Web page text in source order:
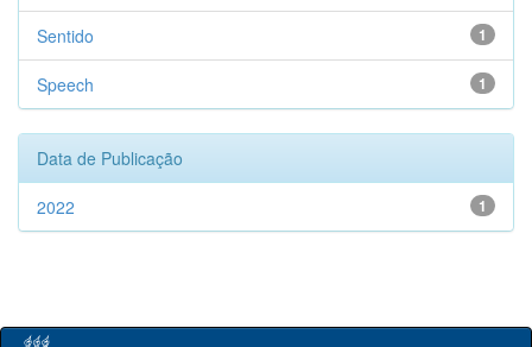
1
Sentido
1
Speech
Data de Publicação
1
2022